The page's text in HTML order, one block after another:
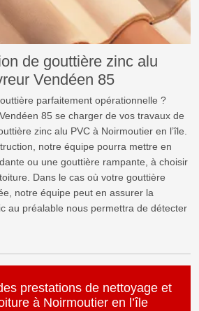
de gouttière zinc alu
Vendéen 85
parfaitement opérationnelle ?
85 se charger de vos travaux de
zinc alu PVC à Noirmoutier en l’île.
notre équipe pourra mettre en
ou une gouttière rampante, à choisir
Dans le cas où votre gouttière
notre équipe peut en assurer la
au préalable nous permettra de détecter
prestations de nettoyage et
à Noirmoutier en l’île